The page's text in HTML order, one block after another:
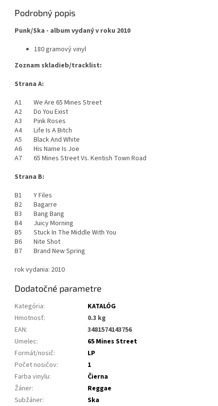
Podrobný popis
Punk/Ska - album vydaný v roku 2010
180 gramový vinyl
Zoznam skladieb/tracklist:
Strana A:
A1 We Are 65 Mines Street
A2 Do You Exist
A3 Pink Roses
A4 Life Is A Bitch
A5 Black And White
A6 His Name Is Joe
A7 65 Mines Street Vs. Kentish Town Road
Strana B:
B1 Y Files
B2 Bagarre
B3 Bang Bang
B4 Juicy Morning
B5 Stuck In The Middle With You
B6 Nite Shot
B7 Brand New Spring
rok vydania: 2010
Dodatočné parametre
Kategória:
KATALÓG
Hmotnosť:
0.3 kg
EAN:
3481574143756
Umelec:
65 Mines Street
Formát/nosič:
LP
Počet nosičov:
1
Farba vinylu:
Čierna
Žáner:
Reggae
Subžáner:
Ska